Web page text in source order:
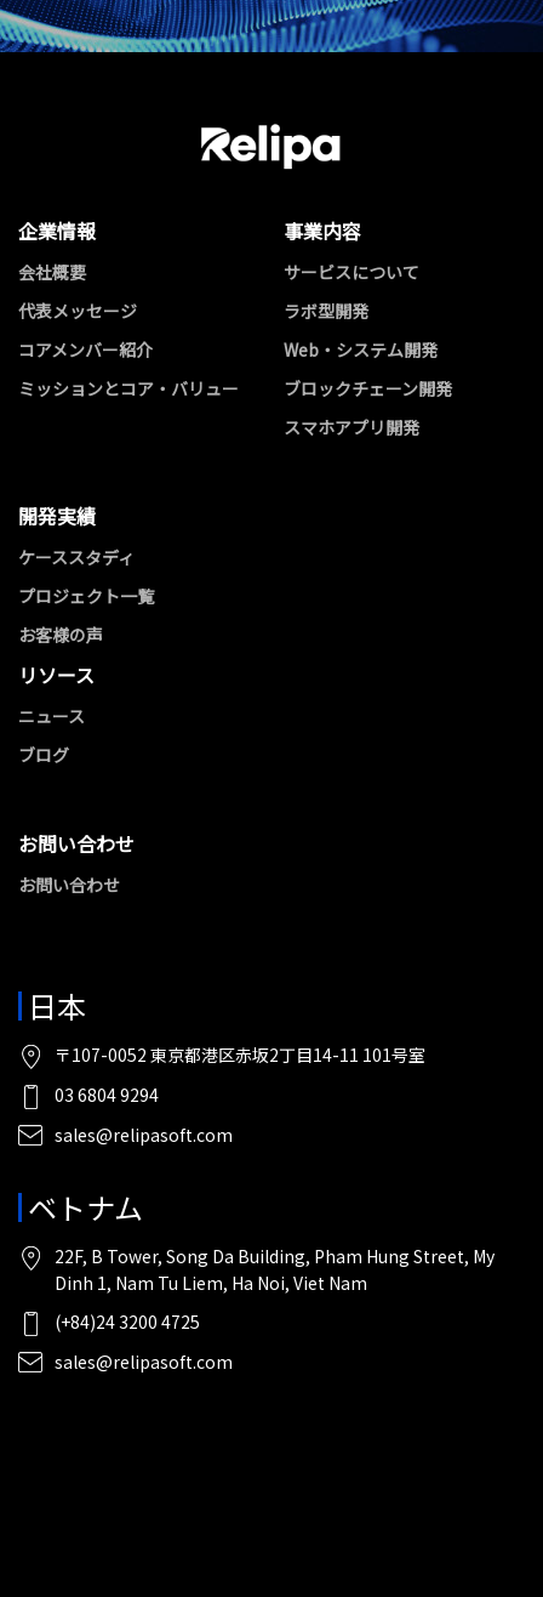
企業情報
会社概要
代表メッセージ
コアメンバー紹介
ミッションとコア・バリュー
事業内容
サービスについて
ラボ型開発
Web・システム開発
ブロックチェーン開発
スマホアプリ開発
開発実績
ケーススタディ
プロジェクト一覧
お客様の声
リソース
ニュース
ブログ
お問い合わせ
お問い合わせ
日本
〒107-0052 東京都港区赤坂2丁目14-11 101号室
03 6804 9294
sales@relipasoft.com
ベトナム
22F, B Tower, Song Da Building, Pham Hung Street, My
Dinh 1, Nam Tu Liem, Ha Noi, Viet Nam
(+84)24 3200 4725
sales@relipasoft.com